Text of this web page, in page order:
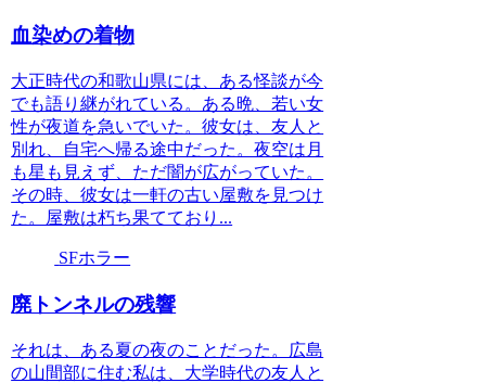
血染めの着物
大正時代の和歌山県には、ある怪談が今
でも語り継がれている。ある晩、若い女
性が夜道を急いでいた。彼女は、友人と
別れ、自宅へ帰る途中だった。夜空は月
も星も見えず、ただ闇が広がっていた。
その時、彼女は一軒の古い屋敷を見つけ
た。屋敷は朽ち果てており...
SFホラー
廃トンネルの残響
それは、ある夏の夜のことだった。広島
の山間部に住む私は、大学時代の友人と